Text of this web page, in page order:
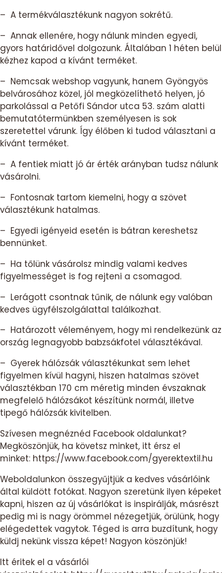
– A termékválasztékunk nagyon sokrétű.
– Annak ellenére, hogy nálunk minden egyedi,
gyors határidővel dolgozunk. Általában 1 héten belül
kézhez kapod a kívánt terméket.
– Nemcsak webshop vagyunk, hanem Gyöngyös
belvárosához közel, jól megközelíthető helyen, jó
parkolással a Petőfi Sándor utca 53. szám alatti
bemutatótermünkben személyesen is sok
szeretettel várunk. Így élőben ki tudod választani a
kívánt terméket.
– A fentiek miatt jó ár érték arányban tudsz nálunk
vásárolni.
– Fontosnak tartom kiemelni, hogy a szövet
választékunk hatalmas.
– Egyedi igényeid esetén is bátran kereshetsz
bennünket.
– Ha tőlünk vásárolsz mindig valami kedves
figyelmességet is fog rejteni a csomagod.
– Lerágott csontnak tűnik, de nálunk egy valóban
kedves ügyfélszolgálattal találkozhat.
– Határozott véleményem, hogy mi rendelkezünk az
ország legnagyobb babzsákfotel választékával.
– Gyerek hálózsák választékunkat sem lehet
figyelmen kívül hagyni, hiszen hatalmas szövet
választékban 170 cm méretig minden évszaknak
megfelelő hálózsákot készítünk normál, illetve
tipegő hálózsák kivitelben.
Szívesen megnéznéd Facebook oldalunkat?
Megköszönjük, ha követsz minket, itt érsz el
minket: https://www.facebook.com/gyerektextil.hu
Weboldalunkon összegyűjtjük a kedves vásárlóink
által küldött fotókat. Nagyon szeretünk ilyen képeket
kapni, hiszen az új vásárlókat is inspirálják, másrészt
pedig mi is nagy örömmel nézegetjük, örülünk, hogy
elégedettek vagytok. Téged is arra buzdítunk, hogy
küldj nekünk vissza képet! Nagyon köszönjük!
Itt éritek el a vásárlói